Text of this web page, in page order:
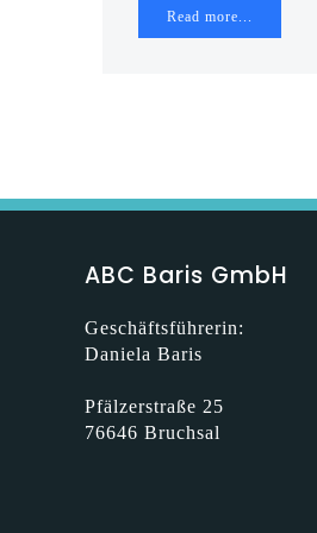
Read more...
ABC Baris GmbH
Geschäftsführerin:
Daniela Baris
Pfälzerstraße 25
76646 Bruchsal